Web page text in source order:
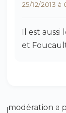
25/12/2013 à
Il est aussi
et
modération a